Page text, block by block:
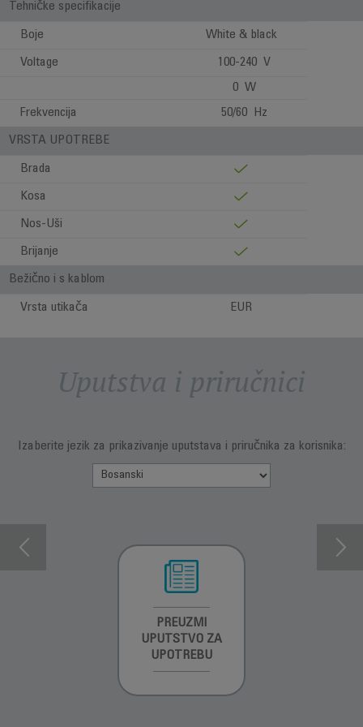
Tehničke specifikacije
Boje White & black
Voltage
100-240 V
0 W
Frekvencija
50/60 Hz
VRSTA UPOTREBE
Brada
Kosa
Nos-Uši
Brijanje
Bežično i s kablom
Vrsta utikača EUR
Uputstva i priručnici
Izaberite jezik za prikazivanje uputstava i priručnika za korisnika:
PREUZMI
UPUTSTVO ZA
UPOTREBU